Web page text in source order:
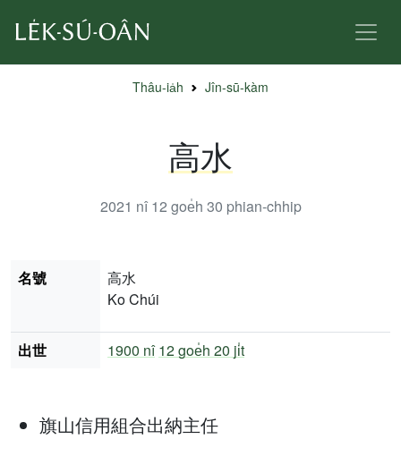
Thâu-ia̍h Jîn-sū-kàm
高水
2021 nî 12 goe̍h 30 phian-chhip
旗山信用組合出納主任
名號
高水
Ko Chúi
出世 1900 nî 12 goe̍h 20 ji̍t